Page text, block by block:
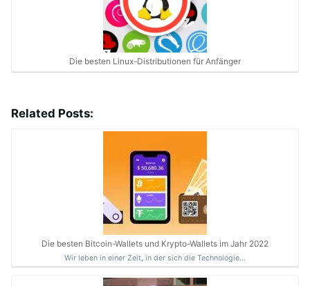
Die besten Linux-Distributionen für Anfänger
Related Posts:
Die besten Bitcoin-Wallets und Krypto-Wallets im Jahr 2022
Wir leben in einer Zeit, in der sich die Technologie…